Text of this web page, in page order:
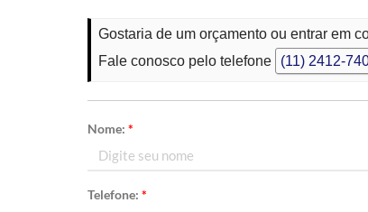
Gostaria de um orçamento ou entrar em
Fale conosco pelo telefone
(11) 2412-
Nome:*
Telefone:*